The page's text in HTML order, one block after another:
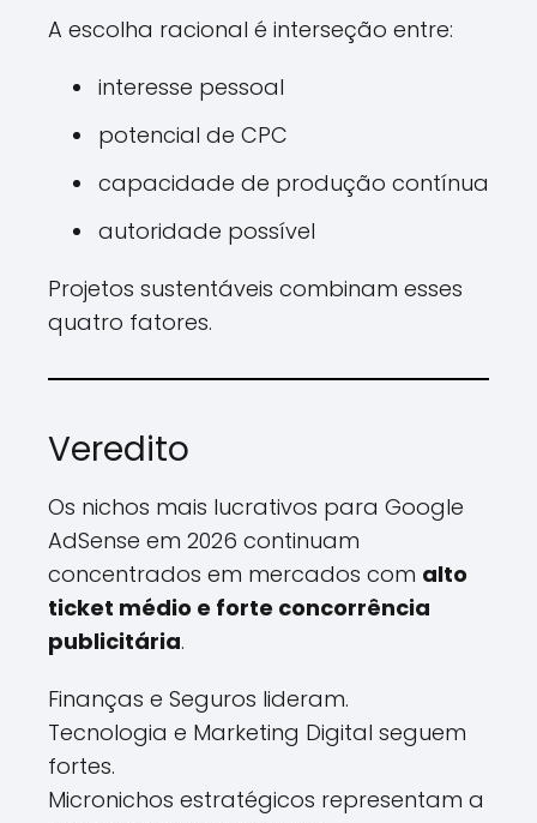
A escolha racional é interseção entre:
interesse pessoal
potencial de CPC
capacidade de produção contínua
autoridade possível
Projetos sustentáveis combinam esses
quatro fatores.
Veredito
Os nichos mais lucrativos para Google
AdSense em 2026 continuam
concentrados em mercados com alto
ticket médio e forte concorrência
publicitária.
Finanças e Seguros lideram.
Tecnologia e Marketing Digital seguem
fortes.
Micronichos estratégicos representam a